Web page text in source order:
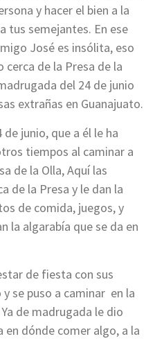
y hacer el bien a la
tus semejantes. En ese
José es insólita, eso
cerca de la Presa de la
del 24 de junio
extrañas en Guanajuato.
junio, que a él le ha
tiempos al caminar a
de la Olla, Aquí las
de la Presa y le dan la
de comida, juegos, y
la algarabía que se da en
de fiesta con sus
se puso a caminar en la
de madrugada le dio
en dónde comer algo, a la